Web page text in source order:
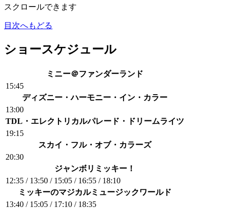
スクロールできます
目次へもどる
ショースケジュール
ミニー＠ファンダーランド
15:45
ディズニー・ハーモニー・イン・カラー
13:00
TDL・エレクトリカルパレード・ドリームライツ
19:15
スカイ・フル・オブ・カラーズ
20:30
ジャンボリミッキー！
12:35 / 13:50 / 15:05 / 16:55 / 18:10
ミッキーのマジカルミュージックワールド
13:40 / 15:05 / 17:10 / 18:35